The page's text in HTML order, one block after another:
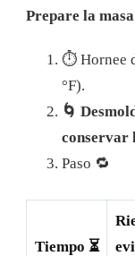
Prepare la
⏱ Hornee
°F).
🌀
conservar
Paso 🔁
Tiempo ⏳